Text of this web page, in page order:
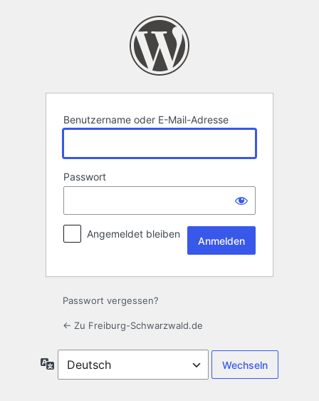
Benutzername oder E-Mail-Adresse
Passwort
Angemeldet bleiben
Passwort vergessen?
← Zu Freiburg-Schwarzwald.de
Sprache